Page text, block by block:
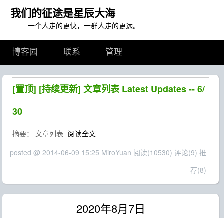
我们的征途是星辰大海
一个人走的更快，一群人走的更远。
博客园 联系 管理
[置顶] [持续更新] 文章列表 Latest Updates -- 6/
30
摘要： 文章列表 阅读全文
posted @ 2014-06-09 15:25 MiroYuan 阅读(10530) 评论(9) 推
荐(8)
2020年8月7日